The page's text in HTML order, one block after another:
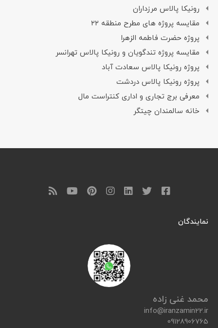
رونیکا پالاس مرزداران
مقایسه پروژه های مطرح منطقه ۲۲
پروژه حضرت فاطمه الزهرا
مقایسه پروژه تندگویان و رونیکا پالاس تهرانسر
پروژه رونیکا پالاس سعادت آباد
پروژه رونیکا پالاس دردشت
معرفی برج تجاری و اداری کنتراست مال
خانه سالمندان چیتگر
نمایندگان
محمد غنی زاده
info@iranzamin22.ir
09128906765